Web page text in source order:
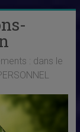
: dans le